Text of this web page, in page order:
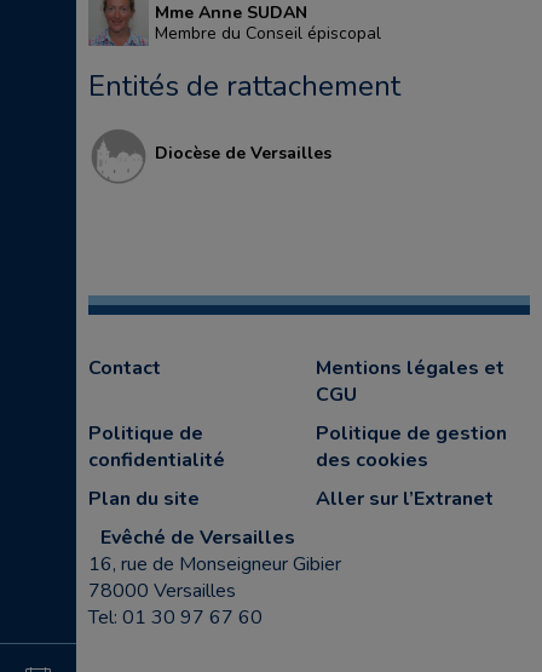
Mme Anne SUDAN
Membre du Conseil épiscopal
Entités de rattachement
Diocèse de Versailles
Contact
Mentions légales et
CGU
Politique de
confidentialité
Politique de gestion
des cookies
Plan du site
Aller sur l’Extranet
Evêché de Versailles
16, rue de Monseigneur Gibier
78000 Versailles
Tel: 01 30 97 67 60